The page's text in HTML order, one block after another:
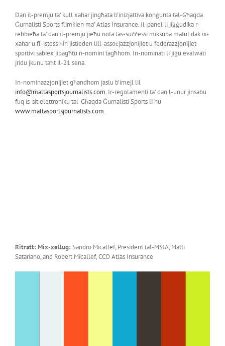
Dan il-premju ta’ kull xahar jingħata b’inizjattiva konġunta tal-Għaqda
Ġurnalisti Sports flimkien ma’ Atlas Insurance. Il-panel li jiġġudika r-
rebbieħa ta’ dan il-premju jieħu nota tas-suċċessi miksuba matul dak ix-
xahar u fl-istess ħin jistieden lill-assoċjazzjonijiet u federazzjonijiet
sportivi sabiex jibagħtu n-nomini tagħhom. In-nominati li jiġu evalwati
jridu jkunu taħt il-21 sena.
In-nominazzjonijiet għandhom jaslu b’imejl lil
info@maltasportsjournalists.com. Ir-regolamenti ta’ dan l-unur jinsabu
fuq is-sit elettroniku tal-Għaqda Ġurnalisti Sports li hu
www.maltasportsjournalists.com.
Ritratt: Mix-xellug: Sandro Micallef, President tal-MSJA, Matti
Satariano, and Robert Micallef, CCO Atlas Insurance